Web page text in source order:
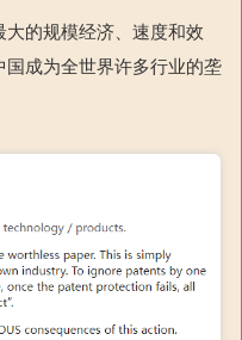
的规模经济、速度和效
成为全世界许多行业的垄